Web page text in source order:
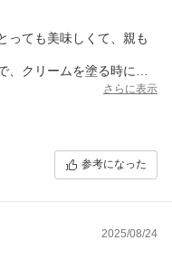
っても美味しくて、親も
クリームを塗る時に生
く優しくするといいで
さらに表示
参考になった
2025/08/24